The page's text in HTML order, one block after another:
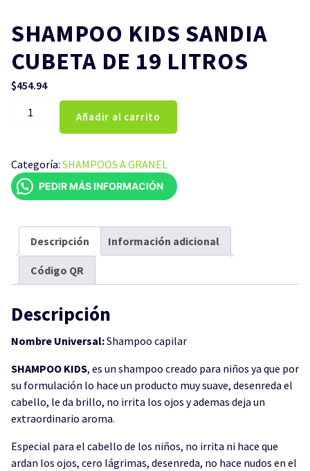
SHAMPOO KIDS SANDIA
CUBETA DE 19 LITROS
$454.94
SHAMPOO
CUBETA
DE
19
cantidad
Añadir al carrito
Categoría: SHAMPOOS A GRANEL
PEDIR MÁS INFORMACIÓN
Descripción Información adicional
Código QR
Descripción
Nombre Universal:Shampoo capilar
SHAMPOO KIDS, es un shampoo creado para niños ya que por
su formulación lo hace un producto muy suave, desenreda el
cabello, le da brillo, no irrita los ojos y ademas deja un
extraordinario aroma.
Especial para el cabello de los niños, no irrita ni hace que
ardan los ojos, cero lágrimas, desenreda, no hace nudos en el